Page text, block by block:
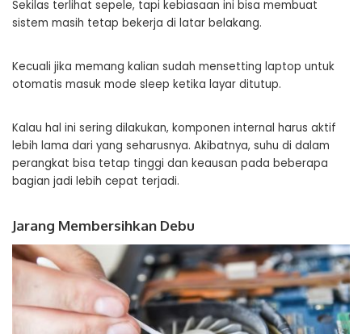
Sekilas terlihat sepele, tapi kebiasaan ini bisa membuat
sistem masih tetap bekerja di latar belakang.
Kecuali jika memang kalian sudah mensetting laptop untuk
otomatis masuk mode sleep ketika layar ditutup.
Kalau hal ini sering dilakukan, komponen internal harus aktif
lebih lama dari yang seharusnya. Akibatnya, suhu di dalam
perangkat bisa tetap tinggi dan keausan pada beberapa
bagian jadi lebih cepat terjadi.
Jarang Membersihkan Debu